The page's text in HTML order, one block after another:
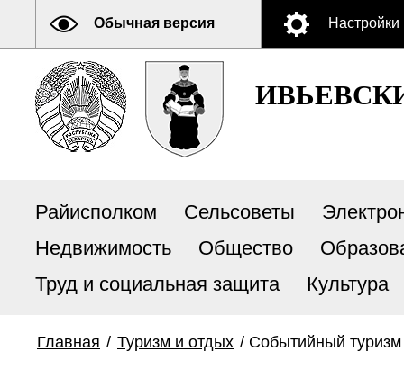
Обычная версия Настройки
Райисполком Сельсоветы
Недвижимость
Общество
Труд и социальная защита
Культура
Главная / Туризм и отдых / Событийный туризм